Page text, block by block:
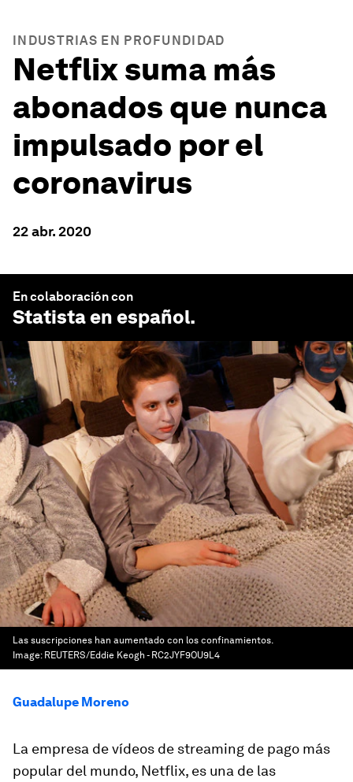
INDUSTRIAS EN PROFUNDIDAD
Netflix suma más
abonados que nunca
impulsado por el
coronavirus
22 abr. 2020
En colaboración con
Statista en español.
Las suscripciones han aumentado con los confinamientos.
Image: REUTERS/Eddie Keogh - RC2JYF9OU9L4
Guadalupe Moreno
La empresa de vídeos de streaming de pago más
popular del mundo, Netflix, es una de las